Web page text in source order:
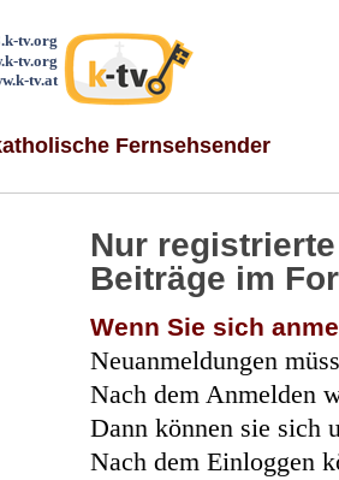
tv.org
tv.org
tv.at
Fernsehsender
Nur
Beiträge im
Wenn Sie sich
Neuanmeldungen
Nach dem Anmelden
Dann können sie sich
Nach dem Einloggen